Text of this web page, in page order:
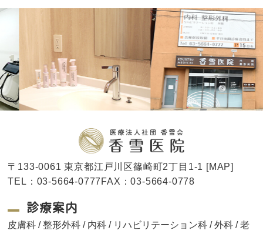
〒133-0061 東京都江戸川区篠崎町2丁目1-1 [MAP]
TEL：03-5664-0777FAX：03-5664-0778
診療案内
皮膚科 / 整形外科 / 内科 / リハビリテーション科 / 外科 / 老